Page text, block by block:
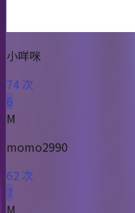
小咩咪
74 次
6
M
momo2990
62 次
7
M